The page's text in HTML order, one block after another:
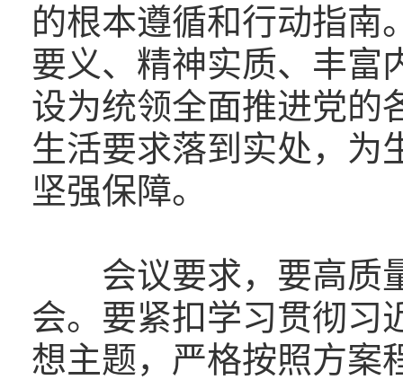
的根本遵循和行动指南
要义、精神实质、丰富
设为统领全面推进党的
生活要求落到实处，为
坚强保障。
会议要求，要高质
会。要紧扣学习贯彻习
想主题，严格按照方案